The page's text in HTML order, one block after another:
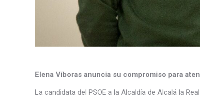
Elena Víboras anuncia su compromiso para
La candidata del PSOE a la Alcaldía de Alcalá la